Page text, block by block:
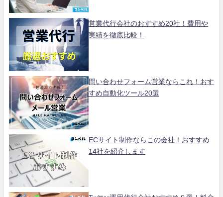
営業代行会社のおすすめ20社！費用や
実績を徹底比較！
問い合わせフォーム営業ならこれ！おす
すめ自動化ツール20選
ECサイト制作ならこの会社！おすすめ
14社を紹介します